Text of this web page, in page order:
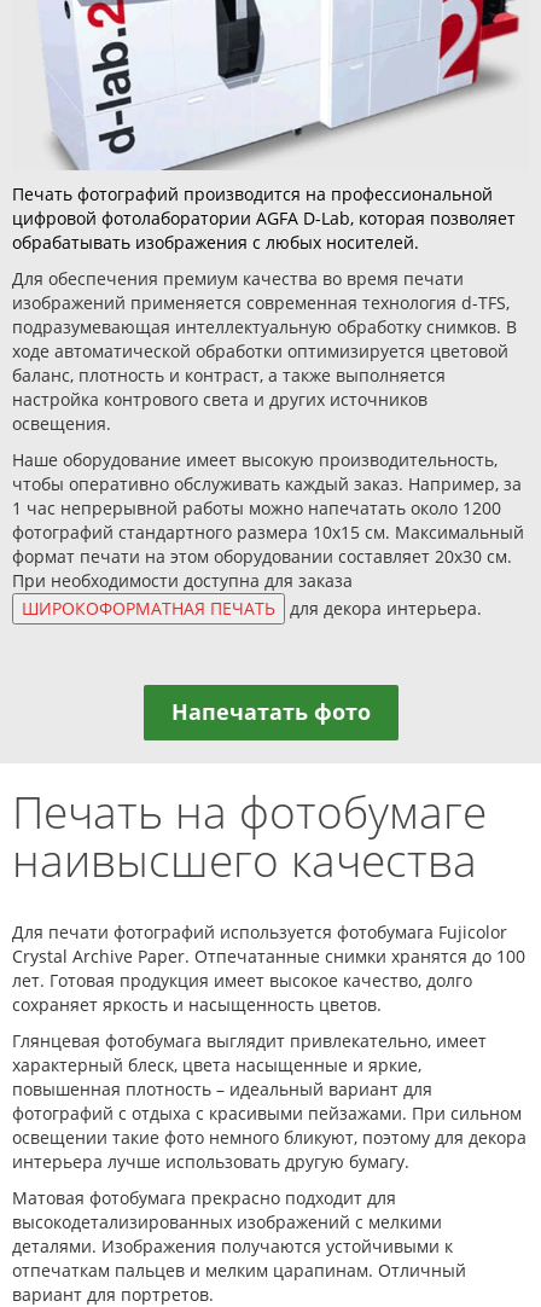
Печать фотографий производится на профессиональной
цифровой фотолаборатории AGFA D-Lab, которая позволяет
обрабатывать изображения с любых носителей.
Для обеспечения премиум качества во время печати
изображений применяется современная технология d-TFS,
подразумевающая интеллектуальную обработку снимков. В
ходе автоматической обработки оптимизируется цветовой
баланс, плотность и контраст, а также выполняется
настройка контрового света и других источников
освещения.
Наше оборудование имеет высокую производительность,
чтобы оперативно обслуживать каждый заказ. Например, за
1 час непрерывной работы можно напечатать около 1200
фотографий стандартного размера 10х15 см. Максимальный
формат печати на этом оборудовании составляет 20х30 см.
При необходимости доступна для заказа
для декора интерьера.
Напечатать фото
Печать на фотобумаге
наивысшего качества
Для печати фотографий используется фотобумага Fujicolor
Crystal Archive Paper. Отпечатанные снимки хранятся до 100
лет. Готовая продукция имеет высокое качество, долго
сохраняет яркость и насыщенность цветов.
Глянцевая фотобумага выглядит привлекательно, имеет
характерный блеск, цвета насыщенные и яркие,
повышенная плотность – идеальный вариант для
фотографий с отдыха с красивыми пейзажами. При сильном
освещении такие фото немного бликуют, поэтому для декора
интерьера лучше использовать другую бумагу.
Матовая фотобумага прекрасно подходит для
высокодетализированных изображений с мелкими
деталями. Изображения получаются устойчивыми к
отпечаткам пальцев и мелким царапинам. Отличный
вариант для портретов.